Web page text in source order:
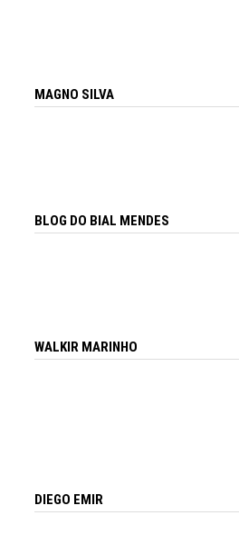
MAGNO SILVA
BLOG DO BIAL MENDES
WALKIR MARINHO
DIEGO EMIR